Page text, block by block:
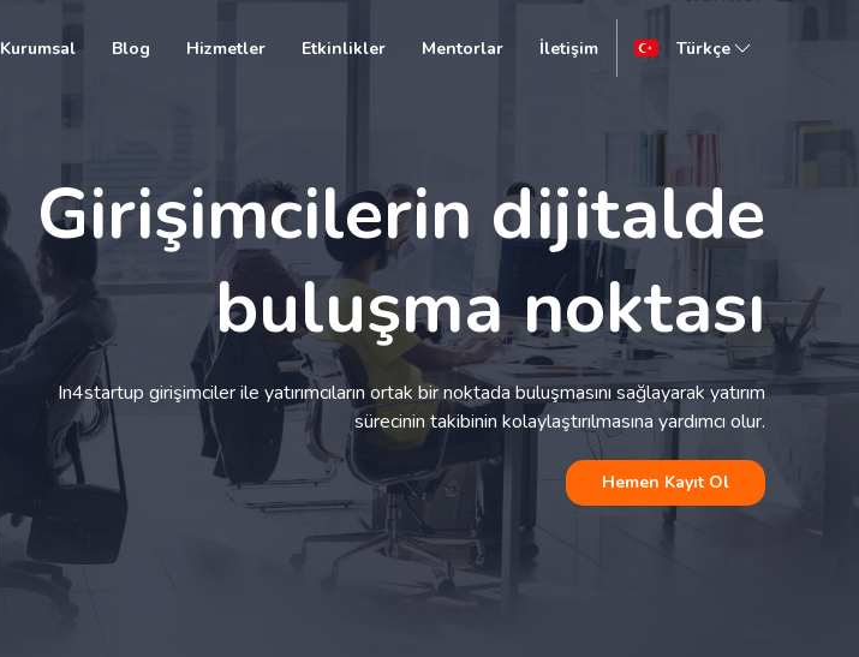
Kurumsal Blog Hizmetler Etkinlikler Mentorlar İletişim Türkçe
Girişimcilerin dijitalde
buluşma noktası
In4startup girişimciler ile yatırımcıların ortak bir noktada buluşmasını sağlayarak yatırım
sürecinin takibinin kolaylaştırılmasına yardımcı olur.
Hemen Kayıt Ol